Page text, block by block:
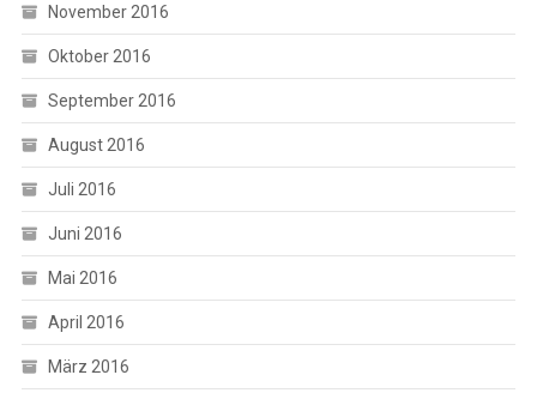
November 2016
Oktober 2016
September 2016
August 2016
Juli 2016
Juni 2016
Mai 2016
April 2016
März 2016